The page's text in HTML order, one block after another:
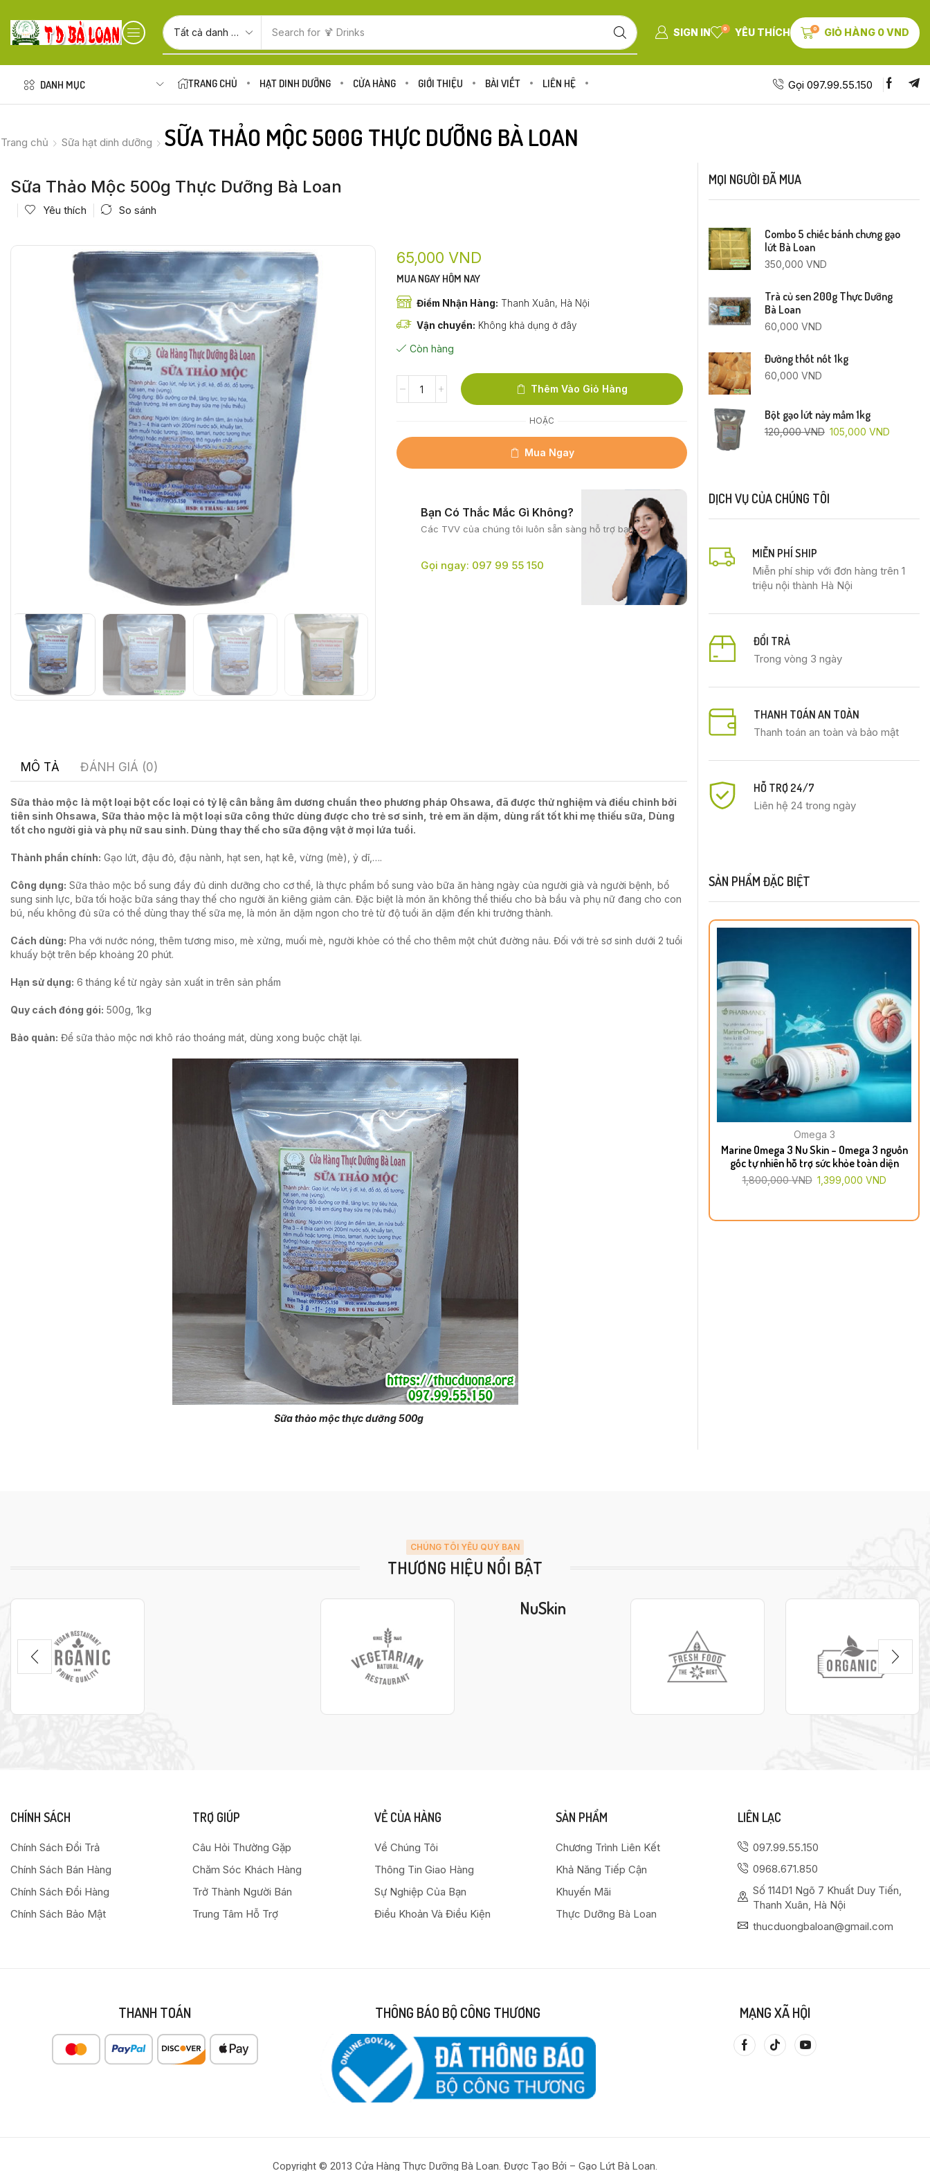
Search for 🍋 Fruits SIGN IN 0 YÊU THÍCH 0 GIỎ HÀNG 0VND
DANH MỤC TRANG CHỦ HẠT DINH DƯỠNG CỬA HÀNG GIỚI THIỆU BÀI VIẾT LIÊN HỆ Gọi 097.99.55.150
Trang chủ Sữa hạt dinh dưỡng SỮA THẢO MỘC 500G THỰC DƯỠNG BÀ LOAN
Sữa Thảo Mộc 500g Thực Dưỡng Bà Loan
Yêu thích So sánh
65,000VND
MUA NGAY HÔM NAY
Điểm Nhận Hàng: Thanh Xuân, Hà Nội
Vận chuyển: Không khả dụng ở đây
Còn hàng
Thêm Vào Giỏ Hàng
HOẶC
Mua Ngay
Bạn Có Thắc Mắc Gì Không?
Các TVV của chúng tôiluôn sẵn sàng hỗ trợ bạn.
Gọi ngay: 097 99 55 150
MÔ TẢ ĐÁNH GIÁ (0)
Sữa thảo mộc là một loại bột cốc loại có tỷ lệ cân bằng âm dương chuẩn theo phương pháp Ohsawa, đã được thử nghiệm và điều chỉnh bởi
tiên sinh Ohsawa, Sữa thảo mộc là một loại sữa công thức dùng được cho trẻ sơ sinh, trẻ em ăn dặm, dùng rất tốt khi mẹ thiếu sữa, Dùng
tốt cho người già và phụ nữ sau sinh. Dùng thay thế cho sữa động vật ở mọi lứa tuổi.
Thành phần chính: Gạo lứt, đậu đỏ, đậu nành, hạt sen, hạt kê, vừng (mè), ỷ dĩ,….
Công dụng: Sữa thảo mộc bổ sung đầy đủ dinh dưỡng cho cơ thể, là thực phẩm bổ sung vào bữa ăn hàng ngày của người già và người bệnh, bổ
sung sinh lực, bữa tối hoặc bữa sáng thay thế cho người ăn kiêng giảm cân. Đặc biệt là món ăn không thể thiếu cho bà bầu và phụ nữ đang cho con
bú, nếu không đủ sữa có thể dùng thay thế sữa mẹ, là món ăn dặm ngon cho trẻ từ độ tuổi ăn dặm đến khi trưởng thành.
Cách dùng: Pha với nước nóng, thêm tương miso, mè xửng, muối mè, người khỏe có thể cho thêm một chút đường nâu. Đối với trẻ sơ sinh dưới 2 tuổi
khuấy bột trên bếp khoảng 20 phút.
Hạn sử dụng: 6 tháng kể từ ngày sản xuất in trên sản phẩm
Quy cách đóng gói: 500g, 1kg
Bảo quản: Để sữa thảo mộc nơi khô ráo thoáng mát, dùng xong buộc chặt lại.
Sữa thảo mộc thực dưỡng 500g
MỌI NGƯỜI ĐÃ MUA
Combo 5 chiếc bánh chưng gạo
lứt Bà Loan
350,000 VND
Trà củ sen 200g Thực Dưỡng
Bà Loan
60,000 VND
Đường thốt nốt 1kg
60,000 VND
Bột gạo lứt nảy mầm 1kg
120,000VND 105,000 VND
DỊCH VỤ CỦA CHÚNG TÔI
MIỄN PHÍ SHIP
Miễn phí ship với đơn hàng trên 1
triệu nội thành Hà Nội
ĐỔI TRẢ
Trong vòng 3 ngày
THANH TOÁN AN TOÀN
Thanh toán an toàn và bảo mật
HỖ TRỢ 24/7
Liên hệ 24 trong ngày
SẢN PHẨM ĐẶC BIỆT
Omega 3
Marine Omega 3 Nu Skin – Omega 3 nguồn
gốc tự nhiên hỗ trợ sức khỏe toàn diện
1,800,000VND 1,399,000 VND
CHÚNG TÔI YÊU QUÝ BẠN
THƯƠNG HIỆU NỔI BẬT
NuSkin
CHÍNH SÁCH
Chính Sách Đổi Trả
Chính Sách Bán Hàng
Chính Sách Đổi Hàng
Chính Sách Bảo Mật
TRỢ GIÚP
Câu Hỏi Thường Gặp
Chăm Sóc Khách Hàng
Trở Thành Người Bán
Trung Tâm Hỗ Trợ
VỀ CỦA HÀNG
Về Chúng Tôi
Thông Tin Giao Hàng
Sự Nghiệp Của Bạn
Điều Khoản Và Điều Kiện
SẢN PHẨM
Chương Trình Liên Kết
Khả Năng Tiếp Cận
Khuyến Mãi
Thực Dưỡng Bà Loan
LIÊN LẠC
097.99.55.150
0968.671.850
Số 114D1 Ngõ 7 Khuất Duy Tiến,
Thanh Xuân, Hà Nội
thucduongbaloan@gmail.com
THANH TOÁN THÔNG BÁO BỘ CÔNG THƯƠNG MẠNG XÃ HỘI
Copyright © 2013 Cửa Hàng Thực Dưỡng Bà Loan. Được Tạo Bởi – Gạo Lứt Bà Loan.